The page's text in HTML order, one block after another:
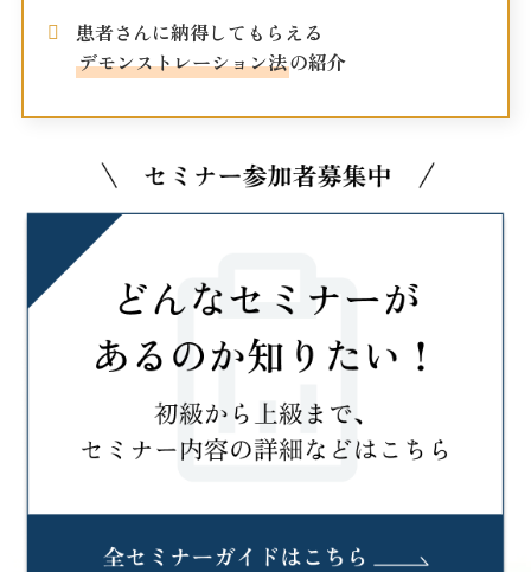
患者さんに納得してもらえる
デモンストレーション法の紹介